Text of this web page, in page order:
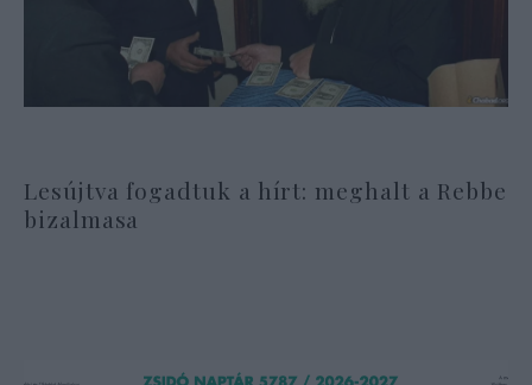
Lesújtva fogadtuk a hírt: meghalt a Rebbe
bizalmasa